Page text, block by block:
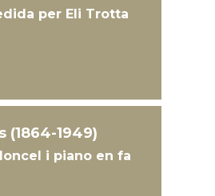
per Eli Trotta
(1864-1949)
i piano en fa